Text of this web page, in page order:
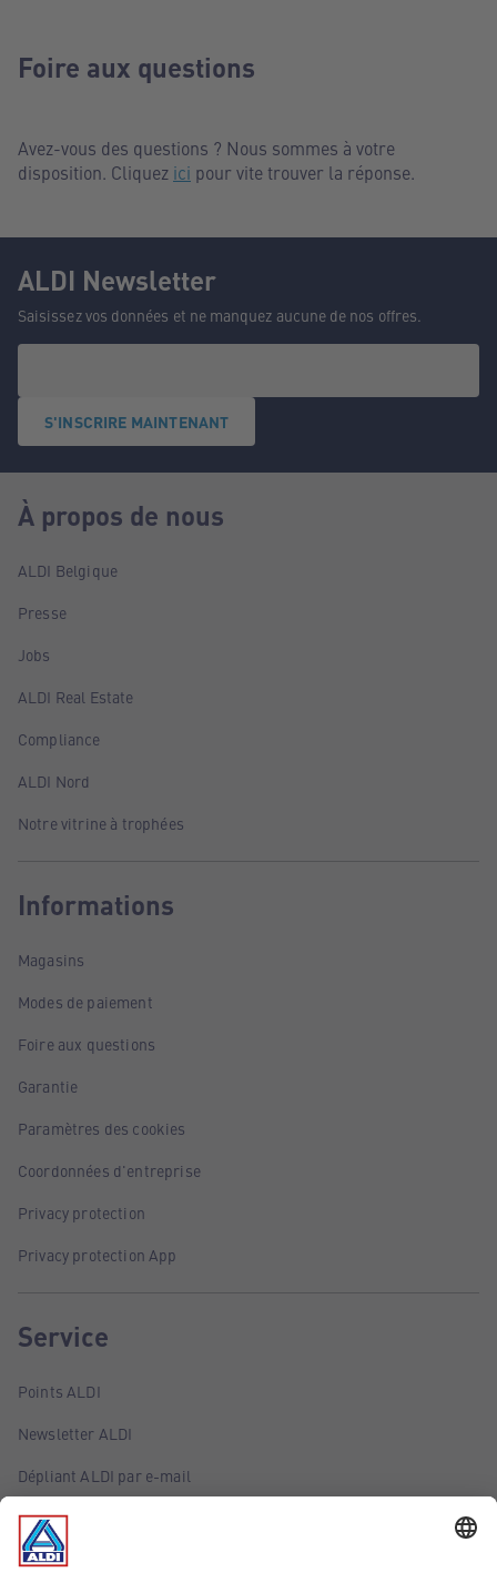
Foire aux questions
Avez-vous des questions ? Nous sommes à votre
disposition. Cliquez ici pour vite trouver la réponse.
ALDI Newsletter
Saisissez vos données et ne manquez aucune de nos offres.
S'INSCRIRE MAINTENANT
À propos de nous
ALDI Belgique
Presse
Jobs
ALDI Real Estate
Compliance
ALDI Nord
Notre vitrine à trophées
Informations
Magasins
Modes de paiement
Foire aux questions
Garantie
Paramètres des cookies
Coordonnées d'entreprise
Privacy protection
Privacy protection App
Service
Points ALDI
Newsletter ALDI
Dépliant ALDI par e-mail
Offres
Infos essentielles